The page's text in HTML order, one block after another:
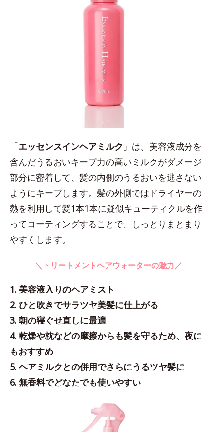
「エッセンスインヘアミルク 」は、美容液成分を
含んだうるおいキープ力の高いミルクがダメージ
部分に密着して、髪の内側のうるおいを逃さない
ようにキープします。髪の外側ではドライヤーの
熱を利用して髪1本1本に疑似キューティクルを作
ってコーティングすることで、しっとりまとまり
やすくします。
＼トリートメントヘアウォーターの魅力／
1. 美容液入りのヘアミスト
2. ひと吹きでサラツヤ美髪に仕上がる
3. 朝の寝ぐせ直しに最適
4. 乾燥や枕などの摩擦からも髪を守るため、夜に
もおすすめ
5. ヘアミルクとの併用でさらにうるツヤ髪に
6. 無香料でどなたでも使いやすい